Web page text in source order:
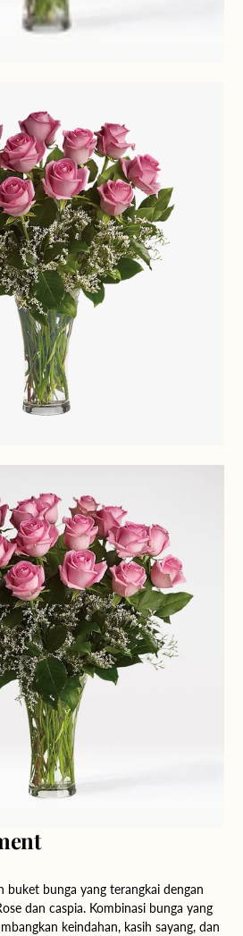
buket bunga yang terangkai dengan
dan caspia. Kombinasi bunga yang
keindahan, kasih sayang, dan